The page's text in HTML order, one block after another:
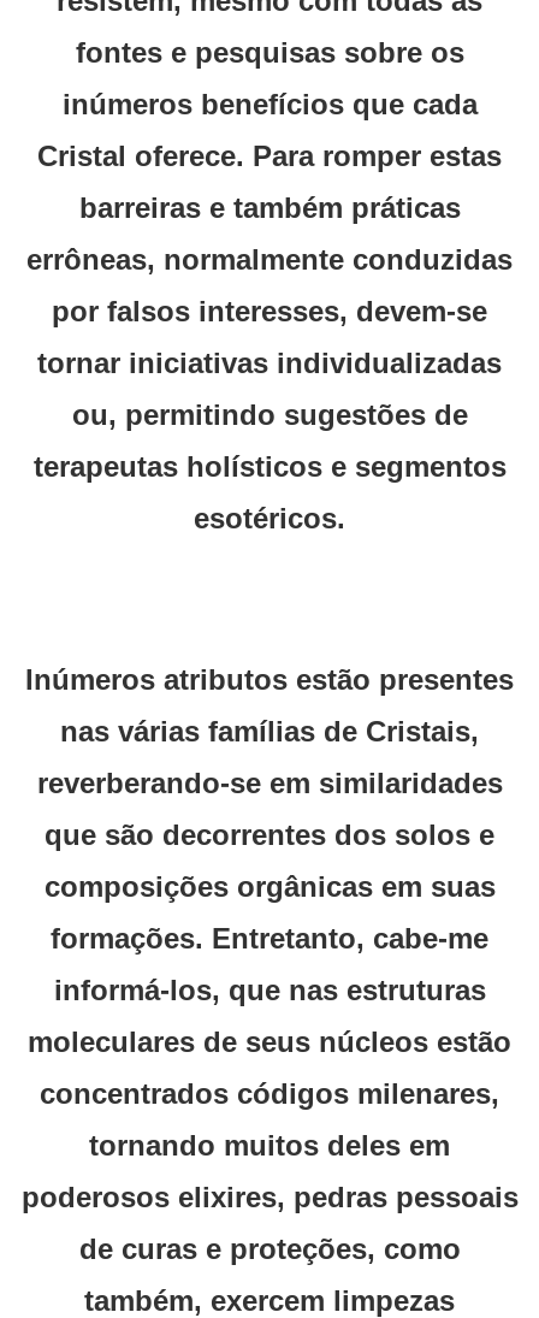
fontes e pesquisas sobre os
inúmeros benefícios que cada
Cristal oferece. Para romper estas
barreiras e também práticas
errôneas, normalmente conduzidas
por falsos interesses, devem-se
tornar iniciativas individualizadas
ou, permitindo sugestões de
terapeutas holísticos e segmentos
esotéricos.
Inúmeros atributos estão presentes
nas várias famílias de Cristais,
reverberando-se em similaridades
que são decorrentes dos solos e
composições orgânicas em suas
formações. Entretanto, cabe-me
informá-los, que nas estruturas
moleculares de seus núcleos estão
concentrados códigos milenares,
tornando muitos deles em
poderosos elixires, pedras pessoais
de curas e proteções, como
também, exercem limpezas